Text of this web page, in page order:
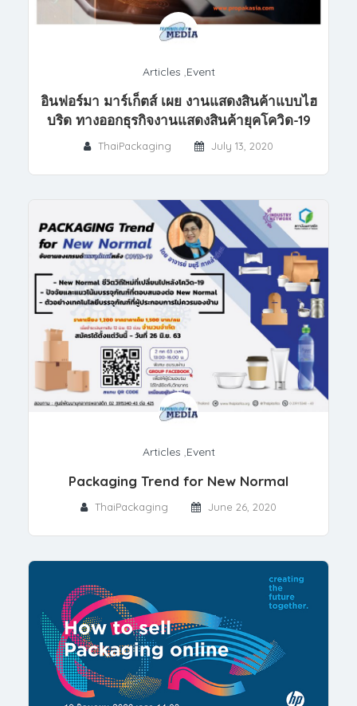
Articles ,Event
อินฟอร์มา มาร์เก็ตส์ เผย งานแสดงสินค้าแบบไฮ
บริด ทางออกธุรกิจงานแสดงสินค้ายุคโควิด-19
ThaiPackaging July 13, 2020
Articles ,Event
Packaging Trend for New Normal
ThaiPackaging June 26, 2020